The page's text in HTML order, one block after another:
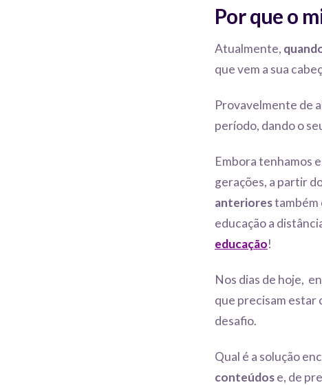
Por que o
Atualmente,
que vem a sua
Provavelmente de
período, dando o
Embora tenhamos
gerações, a partir
anteriorestambém
educação a
educação!
Nos dias de hoje,
que precisam estar
desafio.
Qual é a solução
conteúdose, de